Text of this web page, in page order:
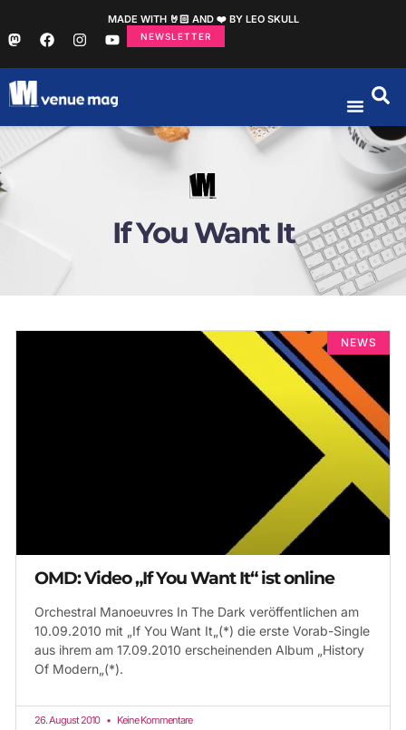
MADE WITH 🤘🏻 AND ❤️ BY LEO SKULL
NEWSLETTER
If You Want It
NEWS
OMD: Video „If You Want It“ ist online
Orchestral Manoeuvres In The Dark veröffentlichen am
10.09.2010 mit „If You Want It„(*) die erste Vorab-Single
aus ihrem am 17.09.2010 erscheinenden Album „History
Of Modern„(*).
26. August 2010 Keine Kommentare